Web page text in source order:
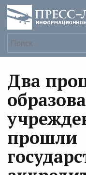
Два
прошли